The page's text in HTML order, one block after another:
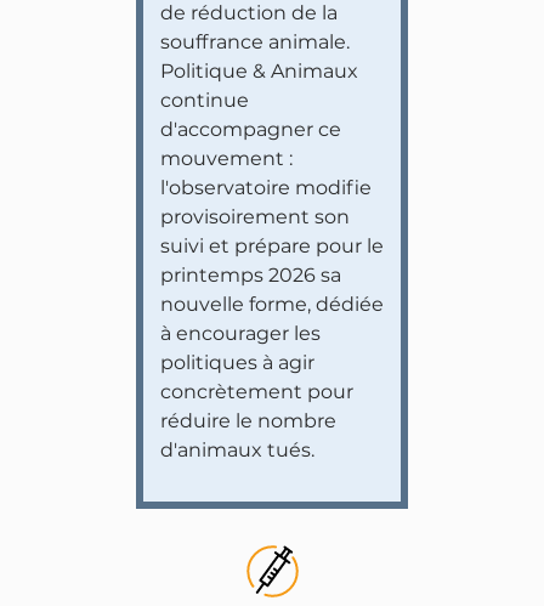
de réduction de la
souffrance animale.
Politique & Animaux
continue
d'accompagner ce
mouvement :
l'observatoire modifie
provisoirement son
suivi et prépare pour le
printemps 2026 sa
nouvelle forme, dédiée
à encourager les
politiques à agir
concrètement pour
réduire le nombre
d'animaux tués.